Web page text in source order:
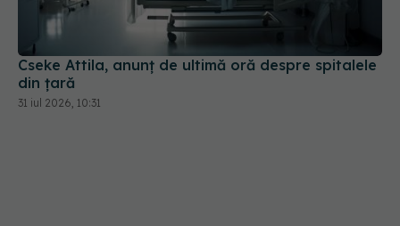
Cseke Attila, anunț de ultimă oră despre spitalele
din țară
31 iul 2026, 10:31